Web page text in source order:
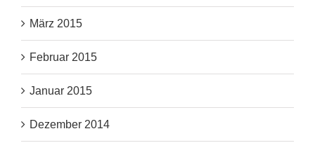
März 2015
Februar 2015
Januar 2015
Dezember 2014